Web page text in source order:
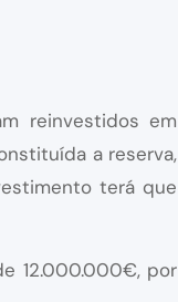
reinvestidos em
a reserva,
terá que
12.000.000€, por